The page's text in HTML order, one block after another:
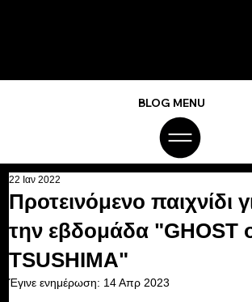
BLOG MENU
Προτεινόμενο παιχνίδι
την εβδομάδα "GHOST
TSUSHIMA"
22 Ιαν 2022
Έγινε ενημέρωση: 14 Απρ 2023